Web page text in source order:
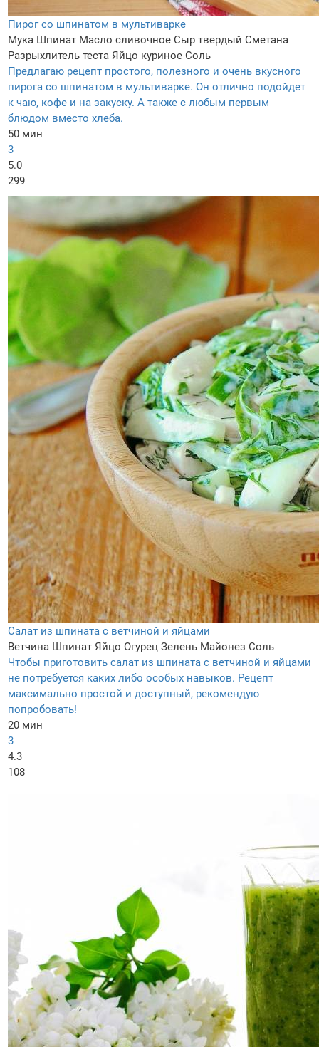
Пирог со шпинатом в мультиварке
Мука Шпинат Масло сливочное Сыр твердый Сметана
Разрыхлитель теста Яйцо куриное Соль
Предлагаю рецепт простого, полезного и очень вкусного
пирога со шпинатом в мультиварке. Он отлично подойдет
к чаю, кофе и на закуску. А также с любым первым
блюдом вместо хлеба.
50 мин
3
5.0
299
Салат из шпината с ветчиной и яйцами
Ветчина Шпинат Яйцо Огурец Зелень Майонез Соль
Чтобы приготовить салат из шпината с ветчиной и яйцами
не потребуется каких либо особых навыков. Рецепт
максимально простой и доступный, рекомендую
попробовать!
20 мин
3
4.3
108